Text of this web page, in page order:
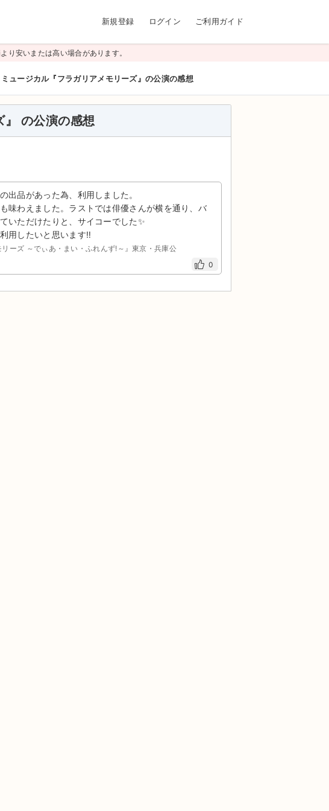
新規登録 ログイン ご利用ガイド
り安いまたは高い場合があります。
ミュージカル『フラガリアメモリーズ』の公演の感想
』 の公演の感想
出品があった為、利用しました。
味わえました。ラストでは俳優さんが横を通り、バ
いただけたりと、サイコーでした✨
用したいと思います‼️
ーズ ～でぃあ・まい・ふれんず!～』東京・兵庫公
0